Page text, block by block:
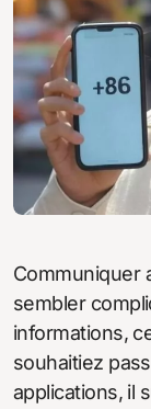
Communiquer avec vos proches en Chine peut
sembler
informations,
souhaitiez
applications, il